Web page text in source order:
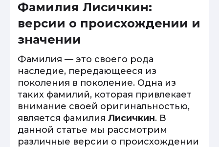
Фамилия Лисичкин:
версии о происхождении и
значении
Фамилия — это своего рода
наследие, передающееся из
поколения в поколение. Одна из
таких фамилий, которая привлекает
внимание своей оригинальностью,
является фамилия Лисичкин. В
данной статье мы рассмотрим
различные версии о происхождении